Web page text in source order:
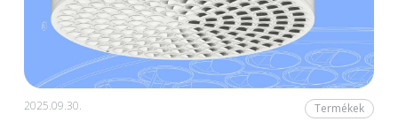
2025.09.30. Termékek